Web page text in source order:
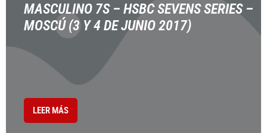
MASCULINO 7S – HSBC SEVENS SERIES –
MOSCÚ (3 Y 4 DE JUNIO 2017)
LEER MÁS